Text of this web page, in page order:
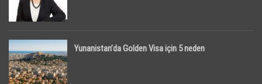
Yunanistan’da Golden Visa için 5 neden